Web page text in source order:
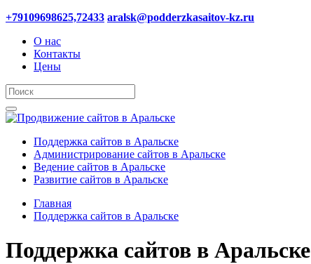
+79109698625,72433 aralsk@podderzkasaitov-kz.ru
О нас
Контакты
Цены
Поддержка сайтов в Аральске
Администрирование сайтов в Аральске
Ведение сайтов в Аральске
Развитие сайтов в Аральске
Главная
Поддержка сайтов в Аральске
Поддержка сайтов в Аральске